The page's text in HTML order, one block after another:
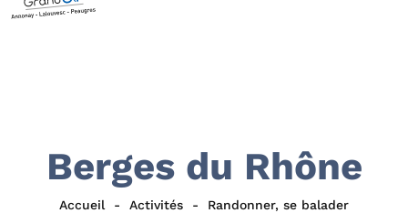
Berges du Rhône
Accueil Activités
Randonner, se balader